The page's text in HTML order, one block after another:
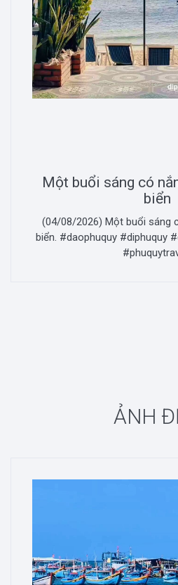
Một buổi sáng có
biển
(04/08/2026) Một buổi sáng
biển. #daophuquy #diphuquy
ẢNH